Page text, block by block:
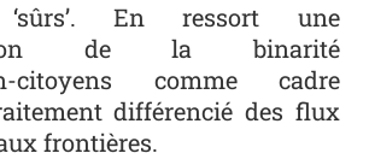
‘sûrs’. En ressort une
de la binarité
citoyens comme cadre
différencié des flux
frontières.